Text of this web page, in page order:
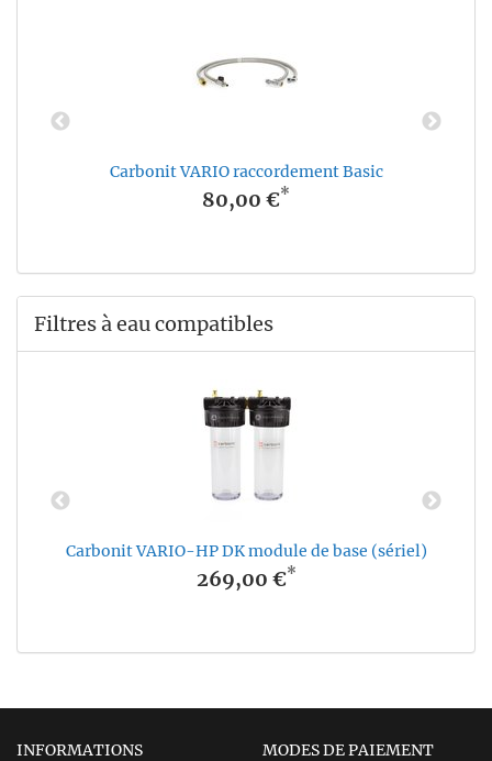
Carbonit VARIO raccordement Basic
80,00 €*
Filtres à eau compatibles
Carbonit VARIO-HP DK module de base (sériel)
269,00 €*
INFORMATIONS MODES DE PAIEMENT